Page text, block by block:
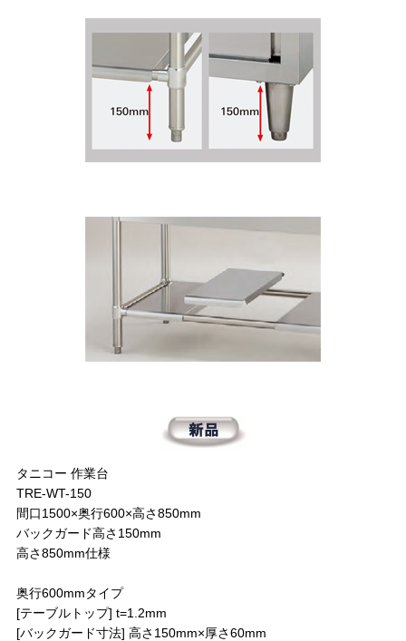
タニコー 作業台
TRE-WT-150
間口1500×奥行600×高さ850mm
バックガード高さ150mm
高さ850mm仕様
奥行600mmタイプ
[テーブルトップ] t=1.2mm
[バックガード寸法] 高さ150mm×厚さ60mm